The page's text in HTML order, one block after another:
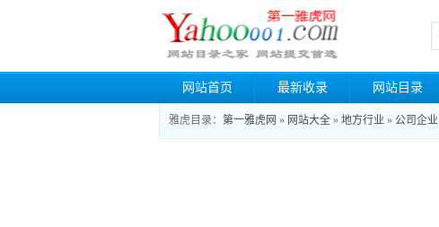
网站首页 最新收录 网站目录
雅虎目录： 第一雅虎网 » 网站大全 » 地方行业 » 公司企业